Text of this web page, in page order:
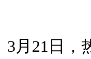
3月21日，